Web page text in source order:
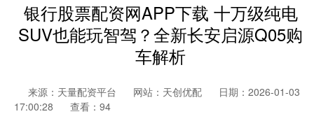
银行股票配资网APP下载 十万级纯电
SUV也能玩智驾？全新长安启源Q05购
车解析
来源：天量配资平台 网站：天创优配
日期：2026-01-03
17:00:28
查看：94